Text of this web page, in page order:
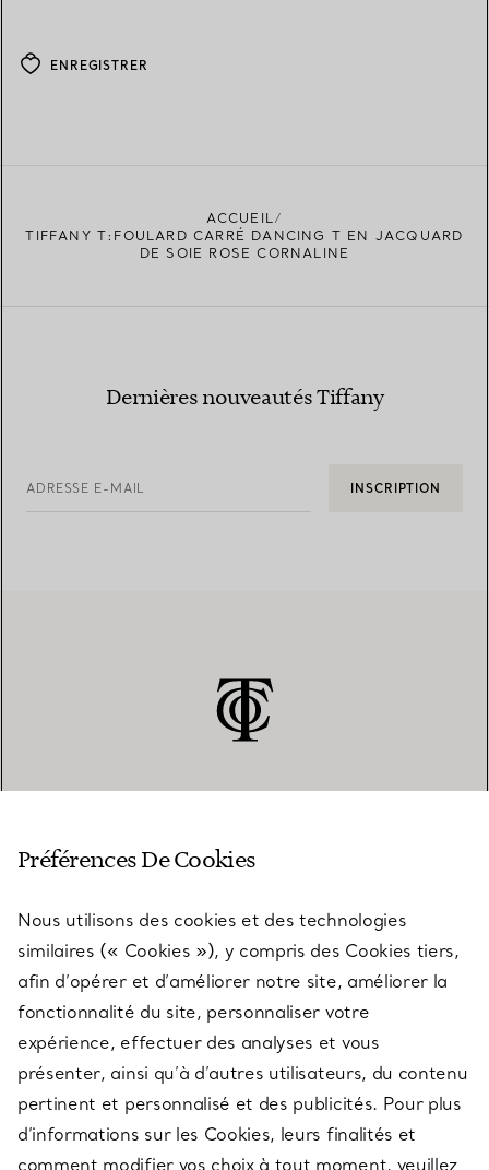
ENREGISTRER
ACCUEIL
TIFFANY T:FOULARD CARRÉ DANCING T EN JACQUARD
DE SOIE ROSE CORNALINE
Dernières nouveautés Tiffany
ADRESSE E-MAIL INSCRIPTION
SERVICES
À PROPOS
QUESTIONS LÉGALES
Préférences De Cookies
Nous utilisons des cookies et des technologies
similaires (« Cookies »), y compris des Cookies tiers,
afin d’opérer et d’améliorer notre site, améliorer la
fonctionnalité du site, personnaliser votre
expérience, effectuer des analyses et vous
présenter, ainsi qu’à d’autres utilisateurs, du contenu
pertinent et personnalisé et des publicités. Pour plus
d’informations sur les Cookies, leurs finalités et
comment modifier vos choix à tout moment, veuillez